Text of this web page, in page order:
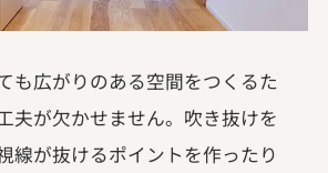
も広がりのある空間をつくるた
夫が欠かせません。吹き抜けを
線が抜けるポイントを作ったり